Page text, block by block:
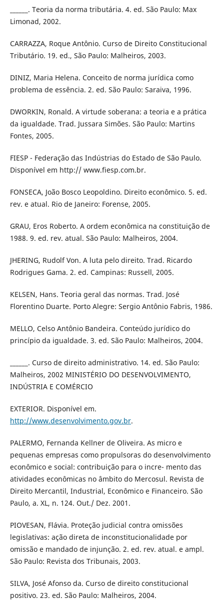
______. Teoria da norma tributária. 4. ed. São Paulo: Max
Limonad, 2002.
CARRAZZA, Roque Antônio. Curso de Direito Constitucional
Tributário. 19. ed., São Paulo: Malheiros, 2003.
DINIZ, Maria Helena. Conceito de norma jurídica como
problema de essência. 2. ed. São Paulo: Saraiva, 1996.
DWORKIN, Ronald. A virtude soberana: a teoria e a prática
da igualdade. Trad. Jussara Simões. São Paulo: Martins
Fontes, 2005.
FIESP - Federação das Indústrias do Estado de São Paulo.
Disponível em http:// www.fiesp.com.br.
FONSECA, João Bosco Leopoldino. Direito econômico. 5. ed.
rev. e atual. Rio de Janeiro: Forense, 2005.
GRAU, Eros Roberto. A ordem econômica na constituição de
1988. 9. ed. rev. atual. São Paulo: Malheiros, 2004.
JHERING, Rudolf Von. A luta pelo direito. Trad. Ricardo
Rodrigues Gama. 2. ed. Campinas: Russell, 2005.
KELSEN, Hans. Teoria geral das normas. Trad. José
Florentino Duarte. Porto Alegre: Sergio Antônio Fabris, 1986.
MELLO, Celso Antônio Bandeira. Conteúdo jurídico do
princípio da igualdade. 3. ed. São Paulo: Malheiros, 2004.
______. Curso de direito administrativo. 14. ed. São Paulo:
Malheiros, 2002 MINISTÉRIO DO DESENVOLVIMENTO,
INDÚSTRIA E COMÉRCIO
EXTERIOR. Disponível em.
http://www.desenvolvimento.gov.br.
PALERMO, Fernanda Kellner de Oliveira. As micro e
pequenas empresas como propulsoras do desenvolvimento
econômico e social: contribuição para o incre- mento das
atividades econômicas no âmbito do Mercosul. Revista de
Direito Mercantil, Industrial, Econômico e Financeiro. São
Paulo, a. XL, n. 124. Out./ Dez. 2001.
PIOVESAN, Flávia. Proteção judicial contra omissões
legislativas: ação direta de inconstitucionalidade por
omissão e mandado de injunção. 2. ed. rev. atual. e ampl.
São Paulo: Revista dos Tribunais, 2003.
SILVA, José Afonso da. Curso de direito constitucional
positivo. 23. ed. São Paulo: Malheiros, 2004.